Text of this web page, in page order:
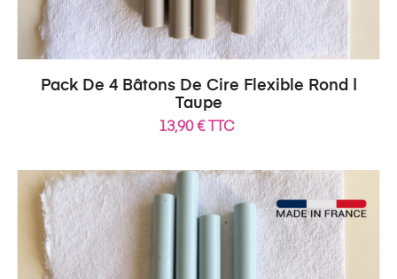
Pack De 4 Bâtons De Cire Flexible Rond |
Taupe
13,90 € TTC